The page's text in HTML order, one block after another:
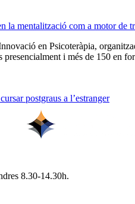
la mentalització com a motor de
en Psicoteràpia,
presencialment i més de 150 en
postgraus a l’estranger
8.30-14.30h.